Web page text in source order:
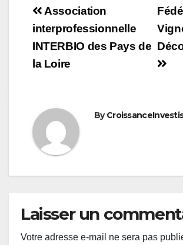
Navigation
de
l’article
Association
interprofessionnelle
INTERBIO des Pays de
la Loire
By
Laisser un
Votre adresse e-mail ne sera pas